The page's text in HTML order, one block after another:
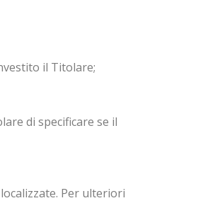
il Titolare;
di specificare se il
Per ulteriori